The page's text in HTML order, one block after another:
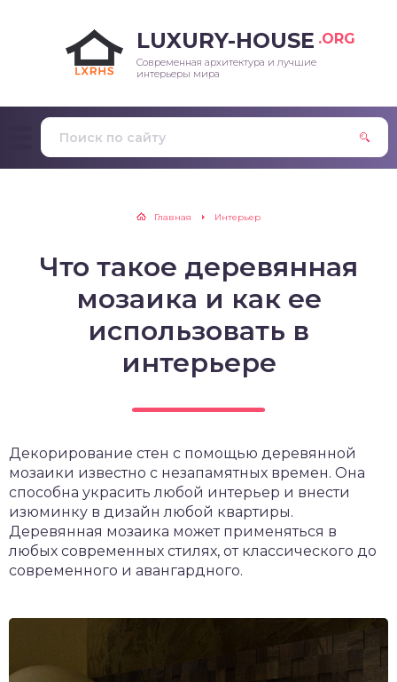
LUXURY-HOUSE .ORG
Современная архитектура и лучшие
интерьеры мира
Главная Интерьер
Что такое деревянная
мозаика и как ее
использовать в
интерьере
Декорирование стен с помощью деревянной
мозаики известно с незапамятных времен. Она
способна украсить любой интерьер и внести
изюминку в дизайн любой квартиры.
Деревянная мозаика может применяться в
любых современных стилях, от классического до
современного и авангардного.